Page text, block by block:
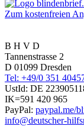
Zum kostenfreien
B H V D
Tannenstrasse 2
D 01099 Dresden
Tel: +49/0 351
UstId: DE
IK=591 420 965
PayPal: paypal.me/
info@deutscher-